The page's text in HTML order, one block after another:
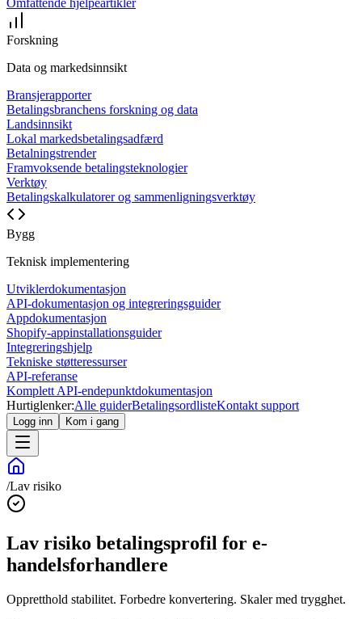
Omfattende hjelpeartikler
Forskning
Data og markedsinnsikt
Bransjerapporter
Betalingsbranchens forskning og data
Landsinnsikt
Lokal markedsbetalingsadfærd
Betalningstrender
Framvoksende betalingsteknologier
Verktøy
Betalingskalkulatorer og sammenligningsverktøy
Bygg
Teknisk implementering
Utviklerdokumentasjon
API-dokumentasjon og integreringsguider
Appdokumentasjon
Shopify-appinstallationsguider
Integreringshjelp
Tekniske støtteressurser
API-referanse
Komplett API-endepunktdokumentasjon
Hurtiglenker:Alle guiderBetalingsordlisteKontakt support
Logg inn Kom i gang
/Lav risiko
Lav risiko betalingsprofil for e-
handelsforhandlere
Oppretthold stabilitet. Forbedre konvertering. Skaler med trygghet.